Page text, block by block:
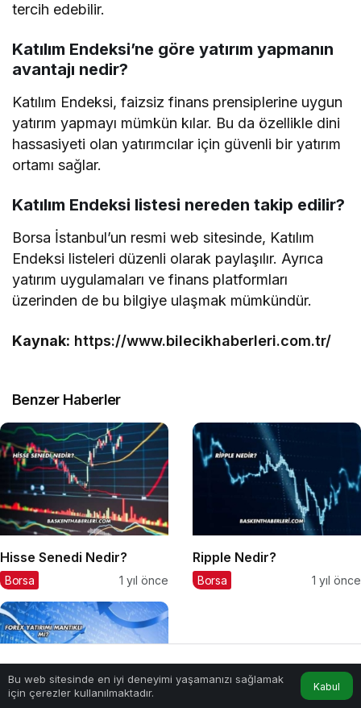
tercih edebilir.
Katılım Endeksi’ne göre yatırım yapmanın
avantajı nedir?
Katılım Endeksi, faizsiz finans prensiplerine uygun
yatırım yapmayı mümkün kılar. Bu da özellikle dini
hassasiyeti olan yatırımcılar için güvenli bir yatırım
ortamı sağlar.
Katılım Endeksi listesi nereden takip edilir?
Borsa İstanbul’un resmi web sitesinde, Katılım
Endeksi listeleri düzenli olarak paylaşılır. Ayrıca
yatırım uygulamaları ve finans platformları
üzerinden de bu bilgiye ulaşmak mümkündür.
Kaynak: https://www.bilecikhaberleri.com.tr/
Benzer Haberler
Hisse Senedi Nedir?
Borsa 1 yıl önce
Ripple Nedir?
Borsa 1 yıl önce
Bu web sitesinde en iyi deneyimi yaşamanızı sağlamak
için çerezler kullanılmaktadır.
Kabul
Anasayfa Akış Hesabım